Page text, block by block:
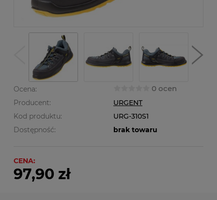
Ocena: 0 ocen
Producent:
URGENT
Kod produktu:
URG-310S1
Dostępność:
brak towaru
CENA:
97,90 zł